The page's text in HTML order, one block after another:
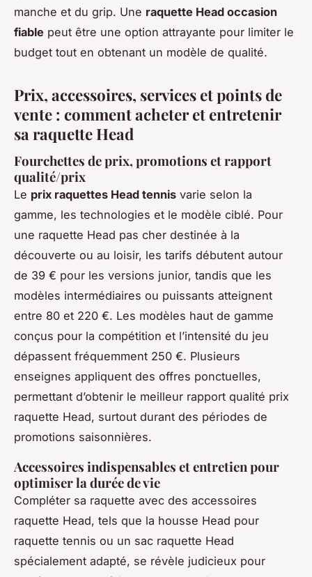
manche et du grip. Une raquette Head occasion
fiable peut être une option attrayante pour limiter le
budget tout en obtenant un modèle de qualité.
Prix, accessoires, services et points de
vente : comment acheter et entretenir
sa raquette Head
Fourchettes de prix, promotions et rapport
qualité/prix
Le prix raquettes Head tennis varie selon la
gamme, les technologies et le modèle ciblé. Pour
une raquette Head pas cher destinée à la
découverte ou au loisir, les tarifs débutent autour
de 39 € pour les versions junior, tandis que les
modèles intermédiaires ou puissants atteignent
entre 80 et 220 €. Les modèles haut de gamme
conçus pour la compétition et l’intensité du jeu
dépassent fréquemment 250 €. Plusieurs
enseignes appliquent des offres ponctuelles,
permettant d’obtenir le meilleur rapport qualité prix
raquette Head, surtout durant des périodes de
promotions saisonnières.
Accessoires indispensables et entretien pour
optimiser la durée de vie
Compléter sa raquette avec des accessoires
raquette Head, tels que la housse Head pour
raquette tennis ou un sac raquette Head
spécialement adapté, se révèle judicieux pour